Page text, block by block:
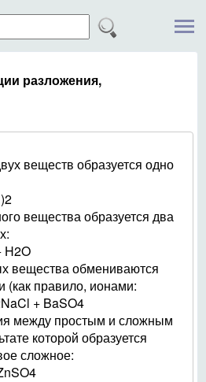
разложения,
веществ образуется одно
вещества образуется два
H2O
вещества обмениваются
(как правило, ионами:
+ BaSO4
между простым и сложным
которой образуется
сложное: